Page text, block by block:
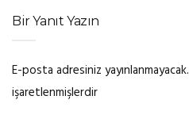
Bir Yanıt Yazın
E-posta adresiniz yayınlanmayacak.
işaretlenmişlerdir